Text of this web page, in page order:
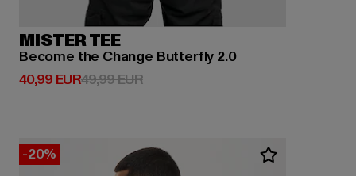
MISTER TEE
Become the Change Butterfly 2.0
40,99 EUR
Derzeitiger Preis: 40,99 EUR
49,99 EURAktionspreis: 49,99 EUR
-20%